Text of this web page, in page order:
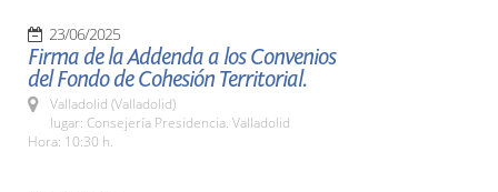
23/06/2025
Firma de la Addenda a los Convenios
del Fondo de Cohesión Territorial.
Valladolid (Valladolid)
lugar: Consejería Presidencia. Valladolid
Hora: 10:30 h.